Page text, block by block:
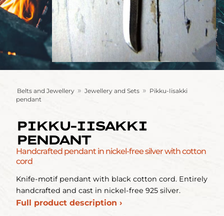
Belts and Jewellery » Jewellery and Sets » Pikku-Iisakki
pendant
PIKKU-IISAKKI
PENDANT
Handcrafted pendant in nickel-free silver with cotton
cord
Knife-motif pendant with black cotton cord. Entirely
handcrafted and cast in nickel-free 925 silver.
Full product description ›